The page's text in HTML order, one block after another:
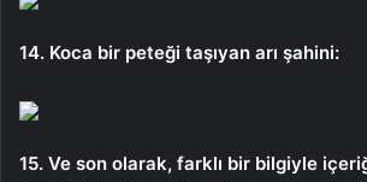
14. Koca bir peteği taşıyan arı şahini:
15. Ve son olarak, farklı bir bilgiyle